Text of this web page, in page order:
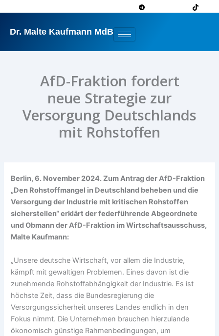
springen
Dr. Malte Kaufmann MdB
AfD-Fraktion fordert
neue Strategie zur
Versorgung Deutschlands
mit Rohstoffen
Berlin, 6. November 2024. Zum Antrag der AfD-Fraktion
„Den Rohstoffmangel in Deutschland beheben und die
Versorgung der Industrie mit kritischen Rohstoffen
sicherstellen“ erklärt der federführende Abgeordnete
und Obmann der AfD-Fraktion im Wirtschaftsausschuss,
Malte Kaufmann:
„Unsere deutsche Wirtschaft, vor allem die Industrie,
kämpft mit gewaltigen Problemen. Eines davon ist die
zunehmende Rohstoffabhängigkeit der Industrie. Es ist
höchste Zeit, dass die Bundesregierung die
Versorgungssicherheit unseres Landes endlich in den
Fokus nimmt. Die Unternehmen brauchen hierzulande
ökonomisch günstige Rahmenbedingungen, um